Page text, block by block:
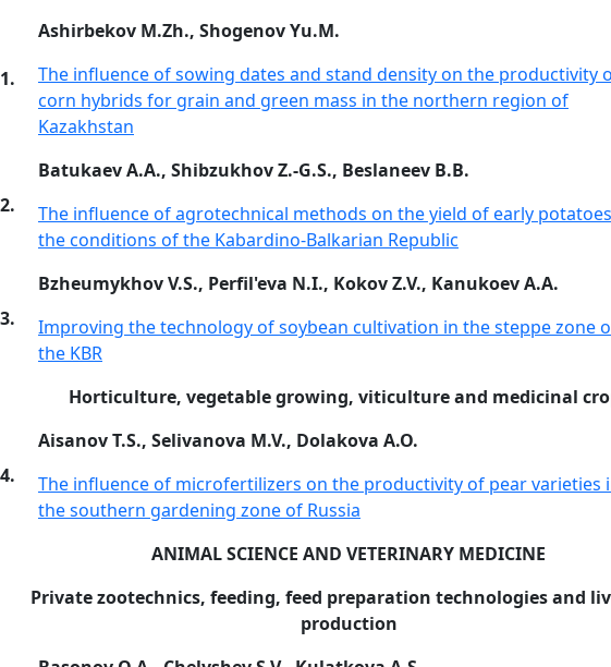
1.
Ashirbekov M.Zh., Shogenov Yu.M.
The influence of sowing dates and stand density on the productivity
corn hybrids for grain and green mass in the northern region of
Kazakhstan
2.
Batukaev A.A., Shibzukhov Z.-G.S., Beslaneev B.B.
The influence of agrotechnical methods on the yield of early
the conditions of the Kabardino-Balkarian Republic
3.
Bzheumykhov V.S., Perfil'eva N.I., Kokov Z.V., Kanukoev A.A.
Improving the technology of soybean cultivation in the steppe zone
the KBR
Horticulture, vegetable growing, viticulture and medicinal
4.
Aisanov T.S., Selivanova M.V., Dolakova A.O.
The influence of microfertilizers on the productivity of pear varieties
the southern gardening zone of Russia
ANIMAL SCIENCE AND VETERINARY MEDICINE
Private zootechnics, feeding, feed preparation technologies and
production